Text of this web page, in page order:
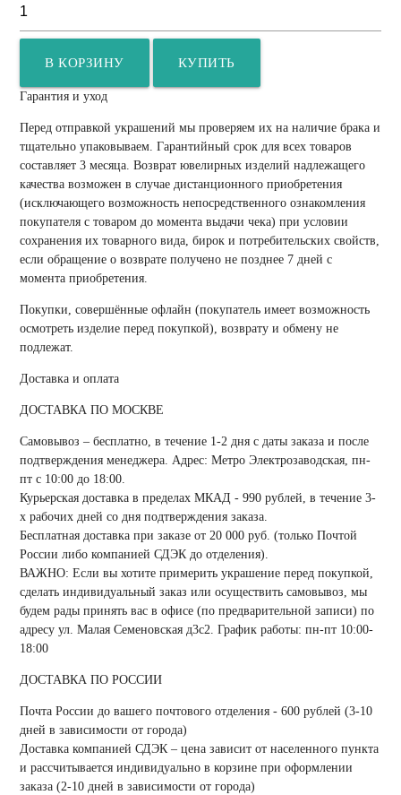
В КОРЗИНУ КУПИТЬ
Гарантия и уход
Перед отправкой украшений мы проверяем их на наличие брака и
тщательно упаковываем. Гарантийный срок для всех товаров
составляет 3 месяца. Возврат ювелирных изделий надлежащего
качества возможен в случае дистанционного приобретения
(исключающего возможность непосредственного ознакомления
покупателя с товаром до момента выдачи чека) при условии
сохранения их товарного вида, бирок и потребительских свойств,
если обращение о возврате получено не позднее 7 дней с
момента приобретения.
Покупки, совершённые офлайн (покупатель имеет возможность
осмотреть изделие перед покупкой), возврату и обмену не
подлежат.
Доставка и оплата
ДОСТАВКА ПО МОСКВЕ
Самовывоз – бесплатно, в течение 1-2 дня с даты заказа и после
подтверждения менеджера. Адрес: Метро Электрозаводская, пн-
пт с 10:00 до 18:00.
Курьерская доставка в пределах МКАД -990 рублей , в течение 3-
х рабочих дней со дня подтверждения заказа.
Бесплатная доставка при заказе от 20 000 руб . (только Почтой
России либо компанией СДЭК до отделения).
ВАЖНО: Если вы хотите примерить украшение перед покупкой,
сделать индивидуальный заказ или осуществить самовывоз, мы
будем рады принять вас в офисе (по предварительной записи) по
адресу ул. Малая Семеновская д3с2. График работы: пн-пт 10:00-
18:00
ДОСТАВКА ПО РОССИИ
Почта России до вашего почтового отделения -600 рублей (3-10
дней в зависимости от города)
Доставка компаниейСДЭК – цена зависит от населенного пункта
и рассчитывается индивидуально в корзине при оформлении
заказа (2-10 дней в зависимости от города)